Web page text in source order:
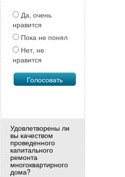
Да, очень
нравится
Пока не понял
Нет, не
нравится
Удовлетворены ли
вы качеством
проведенного
капитального
ремонта
многоквартирного
дома?